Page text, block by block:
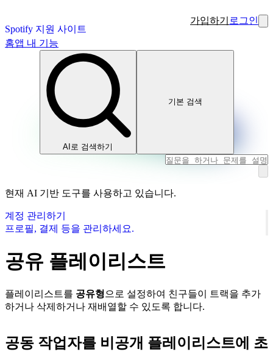
Spotify 지원 사이트
가입하기 로그인
홈앱 내 기능
AI로 검색하기
기본 검색
현재 AI 기반 도구를 사용하고 있습니다.
계정 관리하기
프로필, 결제 등을 관리하세요.
공유 플레이리스트
플레이리스트를 공유형 으로 설정하여 친구들이 트랙을 추가
하거나 삭제하거나 재배열할 수 있도록 합니다.
공동 작업자를 비공개 플레이리스트에 초